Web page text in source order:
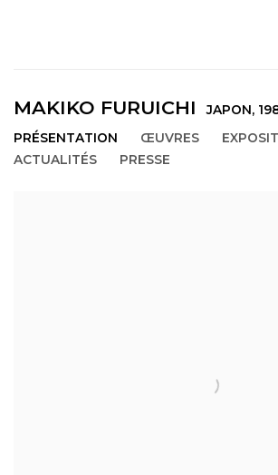
MAKIKO FURUICHI JAPON,
PRÉSENTATION
ŒUVRES
ACTUALITÉS
PRESSE